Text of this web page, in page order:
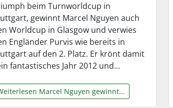
beim Turnworldcup in
gewinnt Marcel Nguyen auch
Worldcup in Glasgow und verwies
Engländer Purvis wie bereits in
auf den 2. Platz. Er krönt damit
fantastisches Jahr 2012 und...
Marcel Nguyen gewinnt...